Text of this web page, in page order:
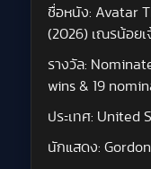
ชื่อหนัง: Avatar
(2026) เณรน้อยเ
รางวัล:
wins & 19
ประเทศ: United
นักแสดง: